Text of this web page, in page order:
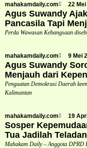
mahakamdaily.com 22
Agus Suwandy
Pancasila Tapi
Perda Wawasan Kebangsaan
mahakamdaily.com 9 Mei
Agus Suwandy
Menjauh dari
Penguatan Demokrasi Daerah
Kalimantan
mahakamdaily.com 19
Sosper
Tua Jadilah
Mahakam Daily – Anggota DPRD